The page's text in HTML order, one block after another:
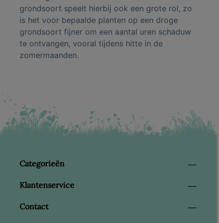
grondsoort speelt hierbij ook een grote rol, zo
is het voor bepaalde planten op een droge
grondsoort fijner om een aantal uren schaduw
te ontvangen, vooral tijdens hitte in de
zomermaanden.
Categorieën
Klantenservice
Contact